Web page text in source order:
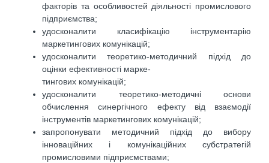
факторів та особливостей діяльності промислового
підприємства;
удосконалити класифікацію інструментарію
маркетингових комунікацій;
удосконалити теоретико-методичний підхід до
оцінки ефективності марке-
тингових комунікацій;
удосконалити теоретико-методичні основи
обчислення синергічного ефекту від взаємодії
інструментів маркетингових комунікацій;
запропонувати методичний підхід до вибору
інноваційних і комунікаційних субстратегій
промисловими підприємствами;